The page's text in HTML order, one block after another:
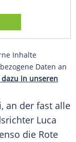
Inhalte
Daten an
in unseren
, an der fast alle
Luca
die Rote